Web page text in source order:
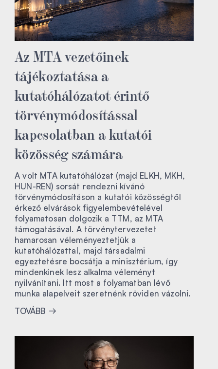
Az MTA vezetőinek
tájékoztatása a
kutatóhálózatot érintő
törvénymódosítással
kapcsolatban a kutatói
közösség számára
A volt MTA kutatóhálózat (majd ELKH, MKH,
HUN-REN) sorsát rendezni kívánó
törvénymódosításon a kutatói közösségtől
érkező elvárások figyelembevételével
folyamatosan dolgozik a TTM, az MTA
támogatásával. A törvénytervezetet
hamarosan véleményeztetjük a
kutatóhálózattal, majd társadalmi
egyeztetésre bocsátja a minisztérium, így
mindenkinek lesz alkalma véleményt
nyilvánítani. Itt most a folyamatban lévő
munka alapelveit szeretnénk röviden vázolni.
TOVÁBB